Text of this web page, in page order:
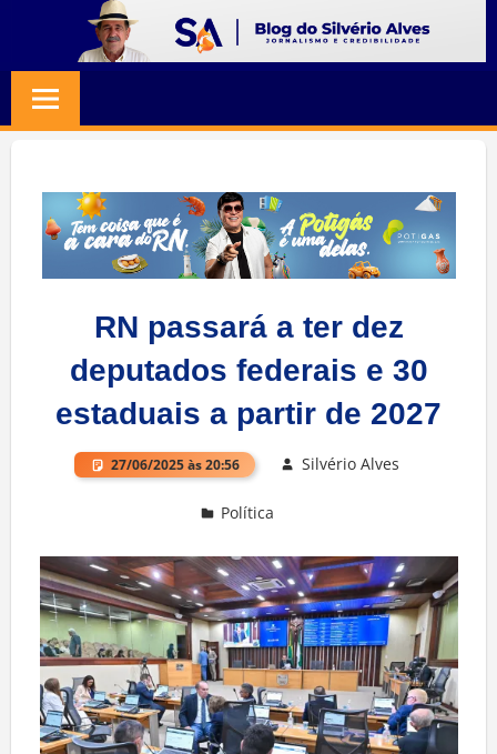
content
SILVERIO
ALVES
Jornalismo
Credibilidade
RN passará a ter dez
deputados federais e 30
estaduais a partir de 2027
27/06/2025 às 20:56 Silvério Alves
Política